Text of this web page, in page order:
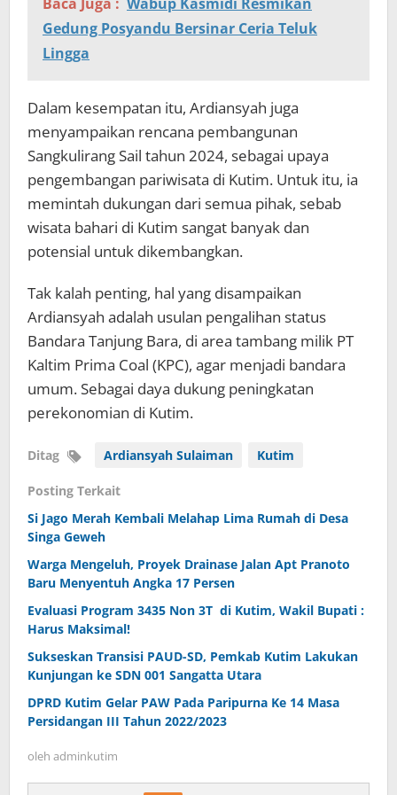
Gedung Posyandu Bersinar Ceria Teluk
Lingga
Dalam kesempatan itu, Ardiansyah juga
menyampaikan rencana pembangunan
Sangkulirang Sail tahun 2024, sebagai upaya
pengembangan pariwisata di Kutim. Untuk itu, ia
memintah dukungan dari semua pihak, sebab
wisata bahari di Kutim sangat banyak dan
potensial untuk dikembangkan.
Tak kalah penting, hal yang disampaikan
Ardiansyah adalah usulan pengalihan status
Bandara Tanjung Bara, di area tambang milik PT
Kaltim Prima Coal (KPC), agar menjadi bandara
umum. Sebagai daya dukung peningkatan
perekonomian di Kutim.
Ditag Ardiansyah Sulaiman Kutim
Posting Terkait
Si Jago Merah Kembali Melahap Lima Rumah di Desa
Singa Geweh
Warga Mengeluh, Proyek Drainase Jalan Apt Pranoto
Baru Menyentuh Angka 17 Persen
Evaluasi Program 3435 Non 3T di Kutim, Wakil Bupati :
Harus Maksimal!
Sukseskan Transisi PAUD-SD, Pemkab Kutim Lakukan
Kunjungan ke SDN 001 Sangatta Utara
DPRD Kutim Gelar PAW Pada Paripurna Ke 14 Masa
Persidangan III Tahun 2022/2023
oleh adminkutim